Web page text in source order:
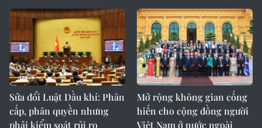
Sửa đổi Luật Dầu khí: Phân
cấp, phân quyền nhưng
phải kiểm soát rủi ro
Mở rộng không gian cống
hiến cho cộng đồng người
Việt Nam ở nước ngoài